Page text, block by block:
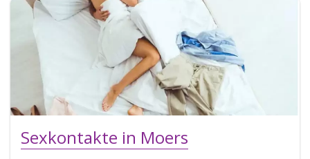
Sexkontakte in Moers